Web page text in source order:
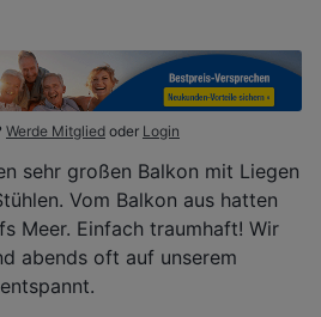
Werde Mitglied oder Login
sehr großen Balkon mit Liegen
Vom Balkon aus hatten
Meer. Einfach traumhaft! Wir
abends oft auf unserem